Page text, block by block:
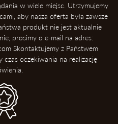
w wiele miejsc. Utrzymujemy
aby nasza oferta była zawsze
produkt nie jest aktualnie
prosimy o e-mail na adres:
Skontaktujemy z Państwem
oczekiwania na realizację